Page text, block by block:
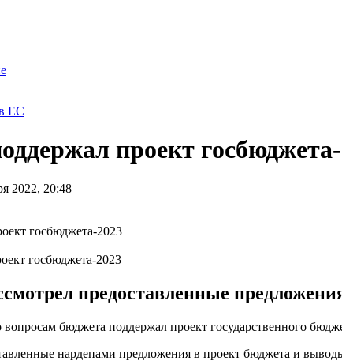
ЕС
проект
2022, 20:48
госбюджета-2023
предоставленные
бюджета поддержал проект государственного
нардепами предложения в проект бюджета и